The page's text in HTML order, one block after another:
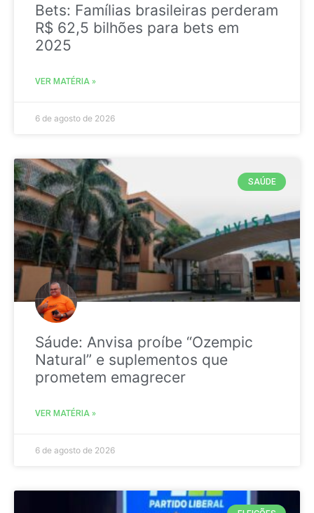
Bets: Famílias brasileiras perderam
R$ 62,5 bilhões para bets em
2025
VER MATÉRIA »
6 de agosto de 2026
SAÚDE
Sáude: Anvisa proíbe “Ozempic
Natural” e suplementos que
prometem emagrecer
VER MATÉRIA »
6 de agosto de 2026